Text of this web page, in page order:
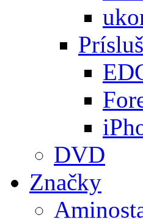
DVD
Značky